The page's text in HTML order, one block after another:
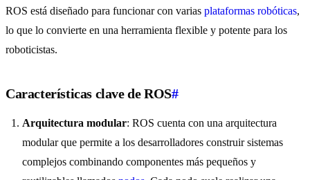
ROS está diseñado para funcionar con varias plataformas robóticas,
lo que lo convierte en una herramienta flexible y potente para los
roboticistas.
Características clave de ROS#
Arquitectura modular: ROS cuenta con una arquitectura
modular que permite a los desarrolladores construir sistemas
complejos combinando componentes más pequeños y